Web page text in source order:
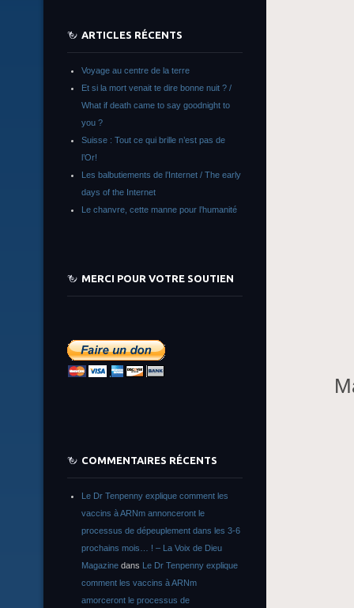
ARTICLES RÉCENTS
Voyage au centre de la terre
Et si la mort venait te dire bonne nuit ? /
What if death came to say goodnight to
you ?
Suisse : Tout ce qui brille n’est pas de
l’Or!
Les balbutiements de l’Internet / The early
days of the Internet
Le chanvre, cette manne pour l’humanité
MERCI POUR VOTRE SOUTIEN
COMMENTAIRES RÉCENTS
Le Dr Tenpenny explique comment les
vaccins à ARNm annonceront le
processus de dépeuplement dans les 3-6
prochains mois… ! – La Voix de Dieu
Magazine dans Le Dr Tenpenny explique
comment les vaccins à ARNm
amorceront le processus de